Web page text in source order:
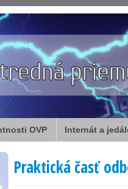
OVP Internát a
Praktická časť